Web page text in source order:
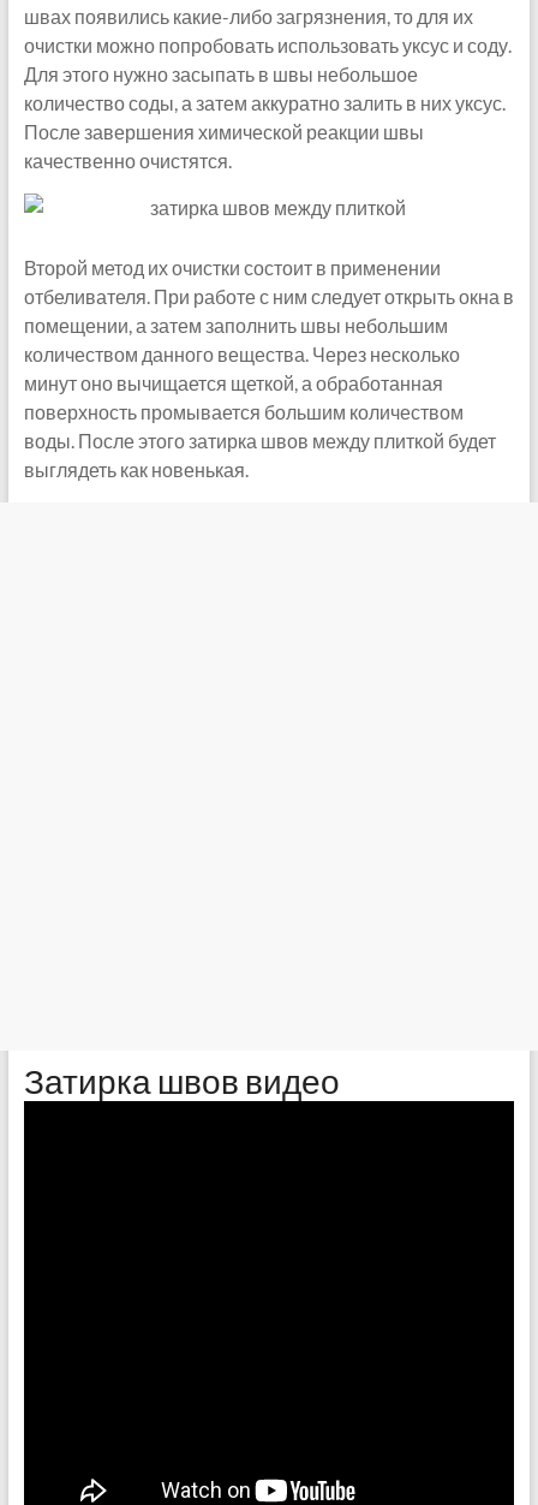
швах появились какие-либо загрязнения, то для их
очистки можно попробовать использовать уксус и соду.
Для этого нужно засыпать в швы небольшое
количество соды, а затем аккуратно залить в них уксус.
После завершения химической реакции швы
качественно очистятся.
Второй метод их очистки состоит в применении
отбеливателя. При работе с ним следует открыть окна в
помещении, а затем заполнить швы небольшим
количеством данного вещества. Через несколько
минут оно вычищается щеткой, а обработанная
поверхность промывается большим количеством
воды. После этого затирка швов между плиткой будет
выглядеть как новенькая.
Затирка швов видео